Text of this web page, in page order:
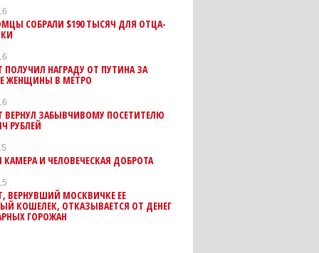
СОБРАЛИ $190 ТЫСЯЧ ДЛЯ ОТЦА-
ПОЛУЧИЛ НАГРАДУ ОТ ПУТИНА ЗА
ЖЕНЩИНЫ В МЕТРО
ВЕРНУЛ ЗАБЫВЧИВОМУ ПОСЕТИТЕЛЮ
РУБЛЕЙ
КАМЕРА И ЧЕЛОВЕЧЕСКАЯ ДОБРОТА
ВЕРНУВШИЙ МОСКВИЧКЕ ЕЕ
КОШЕЛЕК, ОТКАЗЫВАЕТСЯ ОТ ДЕНЕГ
ГОРОЖАН